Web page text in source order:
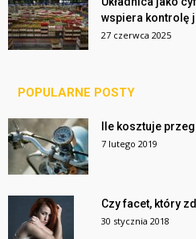
wspiera kontrolę
27 czerwca 2025
POPULARNE POSTY
Ile kosztuje
7 lutego 2019
Czy facet, który
30 stycznia 2018